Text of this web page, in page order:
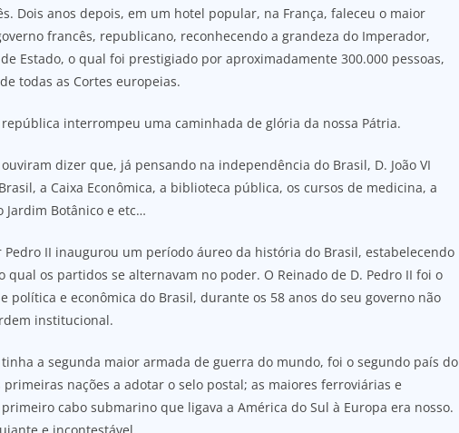
Dois anos depois, em um hotel popular, na França, faleceu o maior
francês, republicano, reconhecendo a grandeza do Imperador,
Estado, o qual foi prestigiado por aproximadamente 300.000 pessoas,
todas as Cortes europeias.
interrompeu uma caminhada de glória da nossa Pátria.
dizer que, já pensando na independência do Brasil, D. João VI
a Caixa Econômica, a biblioteca pública, os cursos de medicina, a
Jardim Botânico e etc…
Pedro II inaugurou um período áureo da história do Brasil, estabelecendo
os partidos se alternavam no poder. O Reinado de D. Pedro II foi o
política e econômica do Brasil, durante os 58 anos do seu governo não
institucional.
a segunda maior armada de guerra do mundo, foi o segundo país do
nações a adotar o selo postal; as maiores ferroviárias e
cabo submarino que ligava a América do Sul à Europa era nosso.